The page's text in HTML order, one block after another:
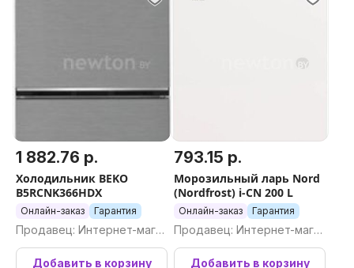
1 882.76 р.
Холодильник BEKO
B5RCNK366HDX
Онлайн-заказ Гарантия
Продавец: Интернет-магаз
ин Newton.by
Добавить в корзину
793.15 р.
Морозильный ларь Nord
(Nordfrost) i-CN 200 L
Онлайн-заказ Гарантия
Продавец: Интернет-магаз
ин Newton.by
Добавить в корзину